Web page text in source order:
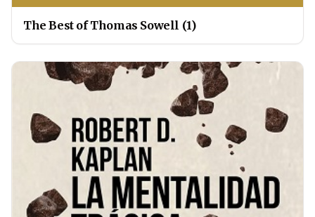
The Best of Thomas Sowell (1)